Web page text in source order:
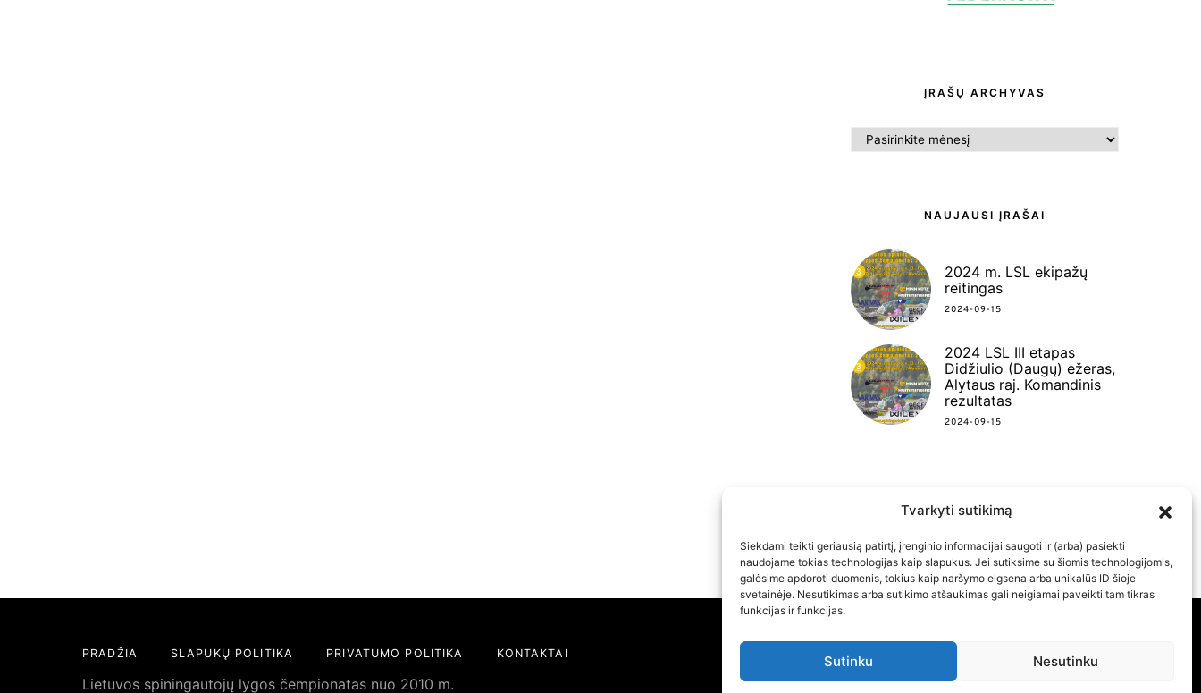
Tvarkyti sutikimą
Siekdami teikti geriausią patirtį, įrenginio informacijai saugoti ir (arba) pasiekti
naudojame tokias technologijas kaip slapukus. Jei sutiksime su šiomis technologijomis,
galėsime apdoroti duomenis, tokius kaip naršymo elgsena arba unikalūs ID šioje
svetainėje. Nesutikimas arba sutikimo atšaukimas gali neigiamai paveikti tam tikras
funkcijas ir funkcijas.
Sutinku Nesutinku
ĮRAŠŲ ARCHYVAS
ĮRAŠŲ
ARCHYVAS
NAUJAUSI ĮRAŠAI
2024 m. LSL ekipažų
reitingas
2024-09-15
2024 LSL III etapas
Didžiulio (Daugų) ežeras,
Alytaus raj. Komandinis
rezultatas
2024-09-15
PRADŽIA SLAPUKŲ POLITIKA PRIVATUMO POLITIKA KONTAKTAI
Lietuvos spiningautojų lygos čempionatas nuo 2010 m.